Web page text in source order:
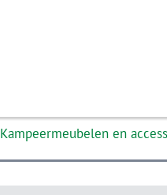
Kampeermeubelen en